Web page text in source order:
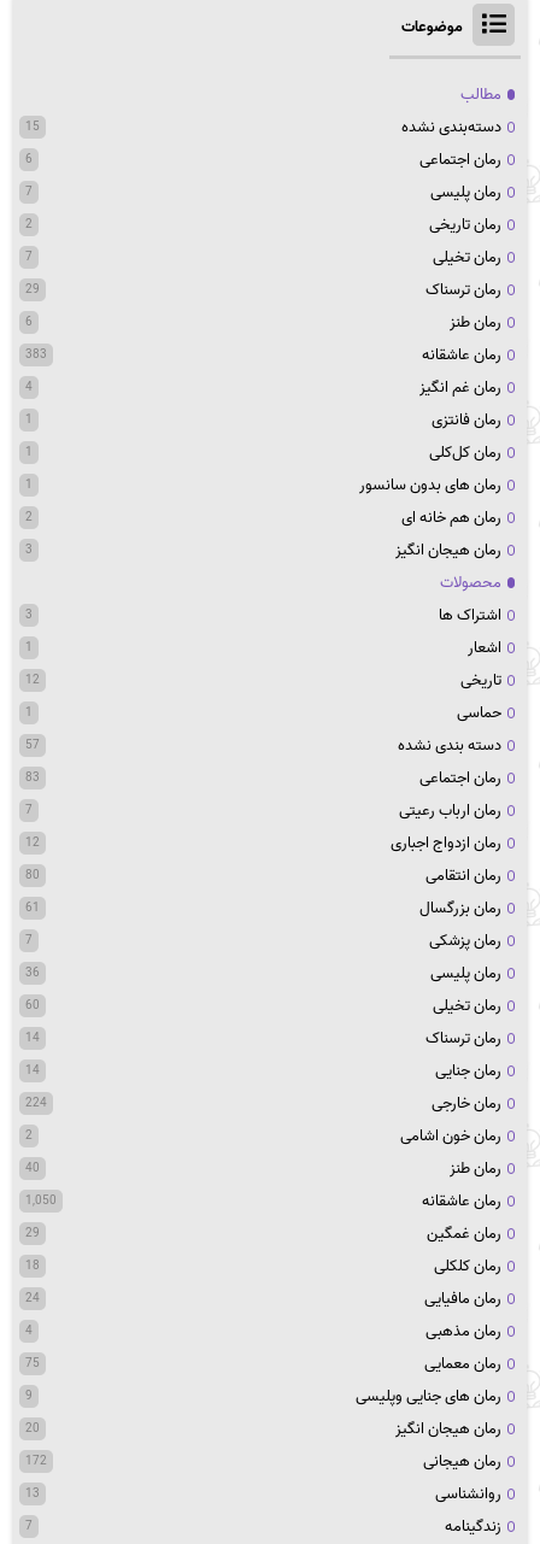
موضوعات
مطالب
دسته‌بندی نشده
15
رمان اجتماعی 6
رمان پلیسی 7
رمان تاریخی 2
رمان تخیلی 7
رمان ترسناک 29
رمان طنز 6
رمان عاشقانه 383
رمان غم انگیز 4
رمان فانتزی 1
رمان کل‌کلی 1
رمان های بدون سانسور 1
رمان هم خانه ای 2
رمان هیجان انگیز 3
محصولات
اشتراک ها
3
اشعار 1
تاریخی 12
حماسی 1
دسته بندی نشده 57
رمان اجتماعی 83
رمان ارباب رعیتی 7
رمان ازدواج اجباری 12
رمان انتقامی 80
رمان بزرگسال 61
رمان پزشکی 7
رمان پلیسی 36
رمان تخیلی 60
رمان ترسناک 14
رمان جنایی 14
رمان خارجی 224
رمان خون اشامی 2
رمان طنز 40
رمان عاشقانه 1,050
رمان غمگین 29
رمان کلکلی 18
رمان مافیایی 24
رمان مذهبی 4
رمان معمایی 75
رمان های جنایی وپلیسی 9
رمان هیجان انگیز 20
رمان هیجانی 172
روانشناسی 13
زندگینامه 7